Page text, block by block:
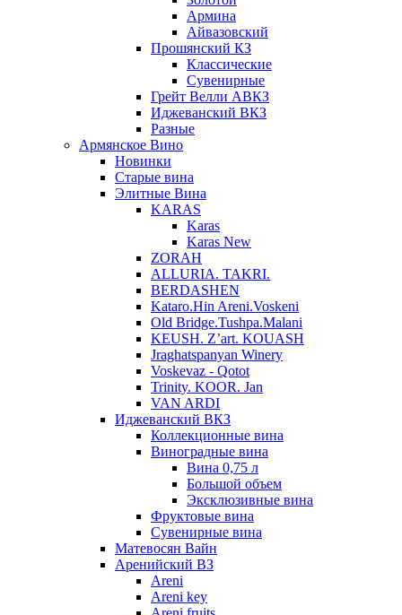
Армина
Айвазовский
Прошянский КЗ
Классические
Сувенирные
Грейт Велли АВКЗ
Иджеванский ВКЗ
Разные
Армянское Вино
Новинки
Старые вина
Элитные Вина
KARAS
Karas
Karas New
ZORAH
ALLURIA. TAKRI.
BERDASHEN
Kataro.Hin Areni.Voskeni
Old Bridge.Tushpa.Malani
KEUSH. Z’art. KOUASH
Jraghatspanyan Winery
Voskevaz - Qotot
Trinity. KOOR. Jan
VAN ARDI
Иджеванский ВКЗ
Коллекционные вина
Виноградные вина
Вина 0,75 л
Большой объем
Эксклюзивные вина
Фруктовые вина
Cувенирные вина
Матевосян Вайн
Аренийский ВЗ
Areni
Areni key